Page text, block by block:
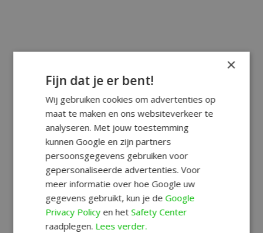
×
Fijn dat je er bent!
Wij gebruiken cookies om advertenties op
maat te maken en ons websiteverkeer te
analyseren. Met jouw toestemming
kunnen Google en zijn partners
persoonsgegevens gebruiken voor
gepersonaliseerde advertenties. Voor
meer informatie over hoe Google uw
gegevens gebruikt, kun je deGoogle
Privacy Policyen hetSafety Center
raadplegen. Lees verder.